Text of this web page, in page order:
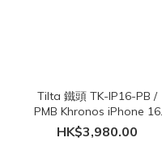
Tilta 鐵頭 TK-IP16-PB /
PMB Khronos iPhone 16
Pro / Pro Max 手機殼套籠創
作者套裝 ( 黑色 / 太空灰色 )
HK$3,980.00